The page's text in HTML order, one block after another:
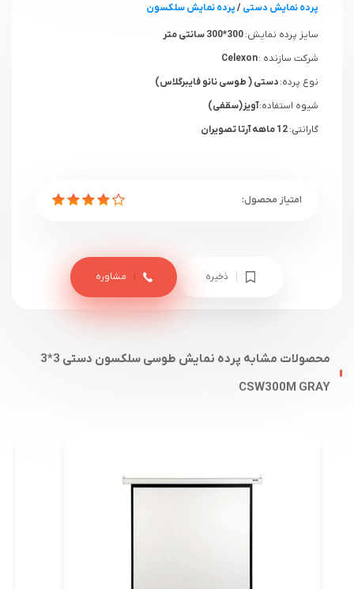
پرده نمایش دستی/پرده نمایش سلکسون
سایز پرده نمایش:
شرکت سازنده :
نوع پرده:دستی ( طوسی نانو فایبرگلاس)
شیوه استفاده:آویز(سقفی)
گارانتی:
ذخیره مشاوره
محصولات مشابه پرده نمایش طوسی سلکسون دستی 3*3
CSW300M GRAY